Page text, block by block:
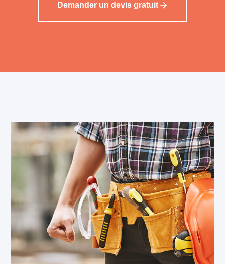
Demander un devis gratuit